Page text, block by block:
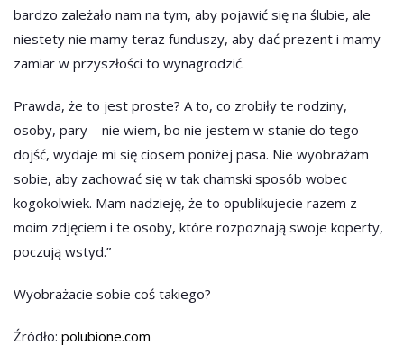
bardzo zależało nam na tym, aby pojawić się na ślubie, ale
niestety nie mamy teraz funduszy, aby dać prezent i mamy
zamiar w przyszłości to wynagrodzić.
Prawda, że to jest proste? A to, co zrobiły te rodziny,
osoby, pary – nie wiem, bo nie jestem w stanie do tego
dojść, wydaje mi się ciosem poniżej pasa. Nie wyobrażam
sobie, aby zachować się w tak chamski sposób wobec
kogokolwiek. Mam nadzieję, że to opublikujecie razem z
moim zdjęciem i te osoby, które rozpoznają swoje koperty,
poczują wstyd.”
Wyobrażacie sobie coś takiego?
Źródło: polubione.com